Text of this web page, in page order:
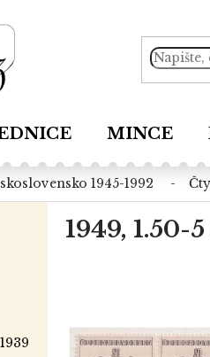
MINCE
1945-1992
1949, 1.50-